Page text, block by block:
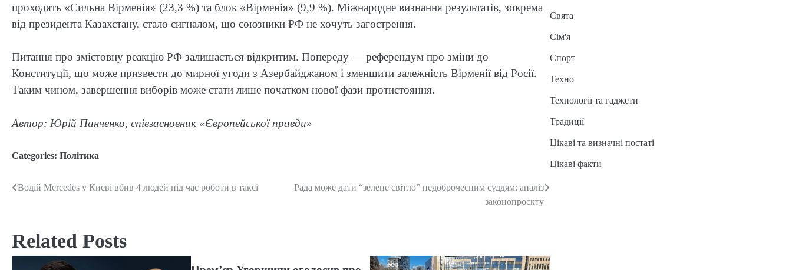
проходять «Сильна Вірменія» (23,3 %) та блок «Вірменія» (9,9 %). Міжнародне визнання результатів, зокрема
від президента Казахстану, стало сигналом, що союзники РФ не хочуть загострення.
Питання про змістовну реакцію РФ залишається відкритим. Попереду — референдум про зміни до
Конституції, що може призвести до мирної угоди з Азербайджаном і зменшити залежність Вірменії від Росії.
Таким чином, завершення виборів може стати лише початком нової фази протистояння.
Автор: Юрій Панченко, співзасновник «Європейської правди»
Categories: Політика
Post
Водій Mercedes у Києві вбив 4 людей під час роботи в таксі
Рада може дати “зелене світло” недоброчесним суддям: аналіз
законопроєкту
Related Posts
Свята
Сім'я
Спорт
Техно
Технології та гаджети
Традиції
Цікаві та визначні постаті
Цікаві факти